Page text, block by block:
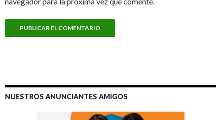
NUESTROS ANUNCIANTES AMIGOS